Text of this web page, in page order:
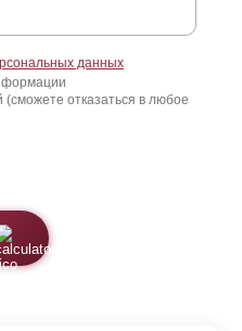
данных
отказаться в любое